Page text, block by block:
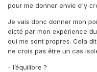
pour me donner envie d'y
Je vais donc donner mon
dicté par mon expérience
qui me sont propres. Cela
ne crois pas être un cas
- l’équilibre ?